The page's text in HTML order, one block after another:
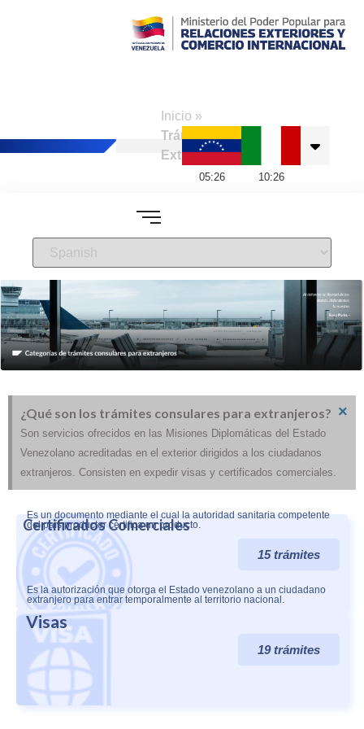
Inicio »
Trámites a
Extranjeros
05:26 10:26
¿Qué son los trámites consulares para extranjeros?
Son servicios ofrecidos en las Misiones Diplomáticas del Estado
Venezolano acreditadas en el exterior dirigidos a los ciudadanos
extranjeros. Consisten en expedir visas y certificados comerciales.
×
Certificados Comerciales
Es un documento mediante el cual la autoridad sanitaria competente
del país productor certifica un producto.
15 trámites
Visas
Es la autorización que otorga el Estado venezolano a un ciudadano
extranjero para entrar temporalmente al territorio nacional.
19 trámites